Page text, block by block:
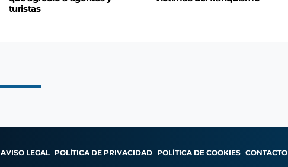
turistas
AVISO LEGAL POLÍTICA DE PRIVACIDAD POLÍTICA DE COOKIES CONTACTO